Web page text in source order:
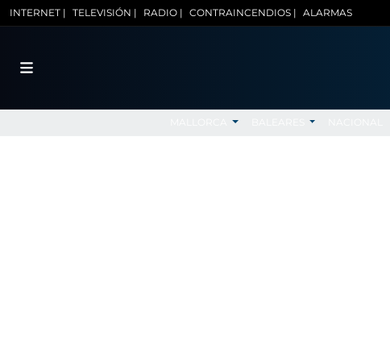
INTERNET | TELEVISIÓN | RADIO | CONTRAINCENDIOS | ALARMAS